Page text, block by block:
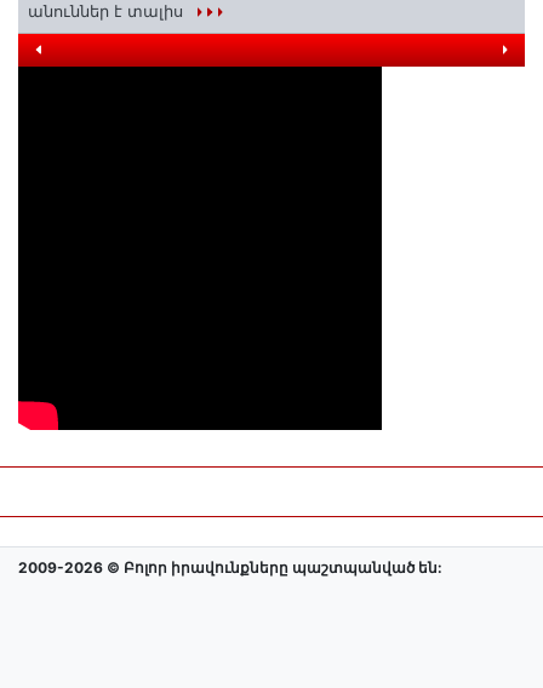
անուններ է տալիս
2009-2026 © Բոլոր իրավունքները պաշտպանված են: